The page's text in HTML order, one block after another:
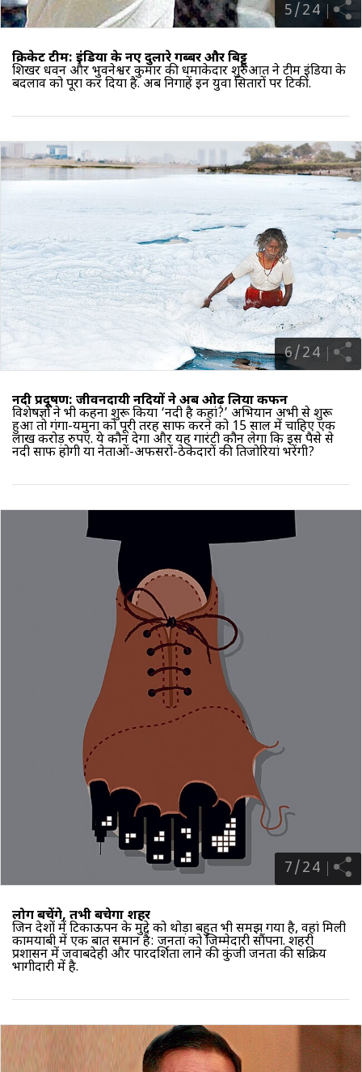
5/24
क्रिकेट टीम: इंडिया के नए दुलारे गब्बर और बिट्टू
शिखर धवन और भुवनेश्वर कुमार की धमाकेदार शुरुआत ने टीम इंडिया के
बदलाव को पूरा कर दिया है. अब निगाहें इन युवा सितारों पर टिकीं.
6/24
नदी प्रदूषण: जीवनदायी नदियों ने अब ओढ़ लिया कफन
विशेषज्ञों ने भी कहना शुरू किया ‘नदी है कहां?’ अभियान अभी से शुरू
हुआ तो गंगा-यमुना को पूरी तरह साफ करने को 15 साल में चाहिए एक
लाख करोड़ रुपए. ये कौन देगा और यह गारंटी कौन लेगा कि इस पैसे से
नदी साफ होगी या नेताओं-अफसरों-ठेकेदारों की तिजोरियां भरेंगी?
7/24
लोग बचेंगे, तभी बचेगा शहर
जिन देशों में टिकाऊपन के मुद्दे को थोड़ा बहुत भी समझ गया है, वहां मिली
कामयाबी में एक बात समान है: जनता को जिम्मेदारी सौंपना. शहरी
प्रशासन में जवाबदेही और पारदर्शिता लाने की कुंजी जनता की सक्रिय
भागीदारी में है.